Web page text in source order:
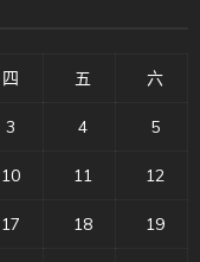
四 五 六
3 4 5
10 11 12
17 18 19